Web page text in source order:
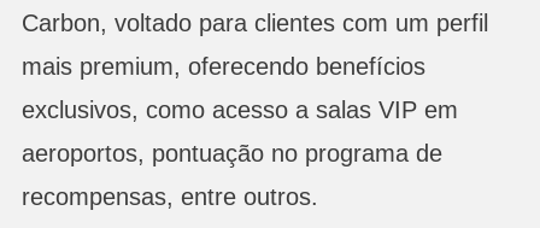
Carbon, voltado para clientes com um perfil
mais premium, oferecendo benefícios
exclusivos, como acesso a salas VIP em
aeroportos, pontuação no programa de
recompensas, entre outros.